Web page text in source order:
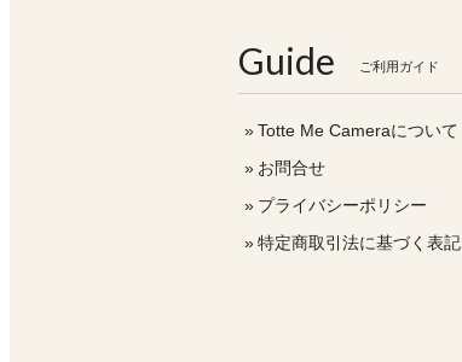
Guide ご利用ガイド
Totte Me Cameraについて
お問合せ
プライバシーポリシー
特定商取引法に基づく表記